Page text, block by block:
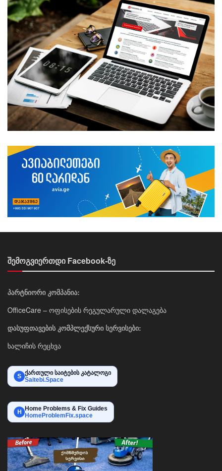
შემოგვიერთდი Facebook-ზე
პარტნიორი კომპანია:
OfficeCare – ოფისების რეგულარული დალაგება
დასუფთავების კომპლექსური სერვისები:
ხალიჩის რეცხვა
S ქართული საიტების კატალოგი
Saitebi.Space
H Home Problems & Fix Guides
HomeProblemFix.space